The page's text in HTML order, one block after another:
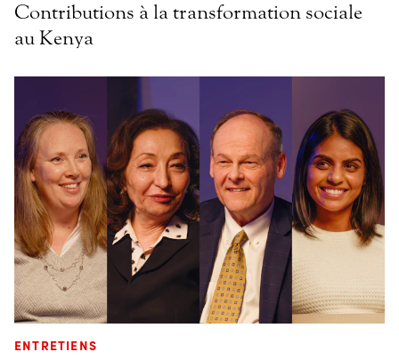
Contributions à la transformation sociale
au Kenya
ENTRETIENS